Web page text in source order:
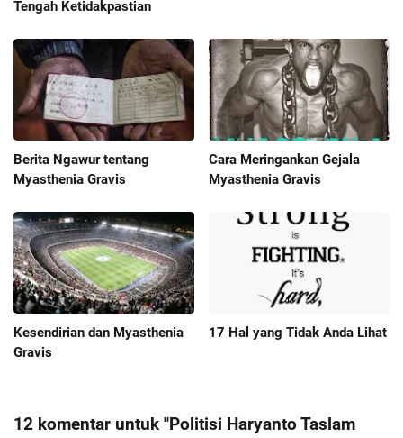
Tengah Ketidakpastian
Berita Ngawur tentang
Myasthenia Gravis
Cara Meringankan Gejala
Myasthenia Gravis
Kesendirian dan Myasthenia
Gravis
17 Hal yang Tidak Anda Lihat
12 komentar untuk "Politisi Haryanto Taslam